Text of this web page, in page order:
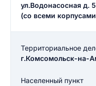
ул.Водонасосная д.
(со всеми
Территориальное
г.Комсомольск-на-
Населенный пункт